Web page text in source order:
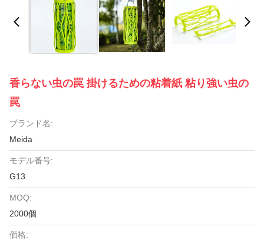
香らない虫の罠 掛けるための粘着紙 粘り強い虫の
罠
ブランド名:
Meida
モデル番号:
G13
MOQ:
2000個
価格: